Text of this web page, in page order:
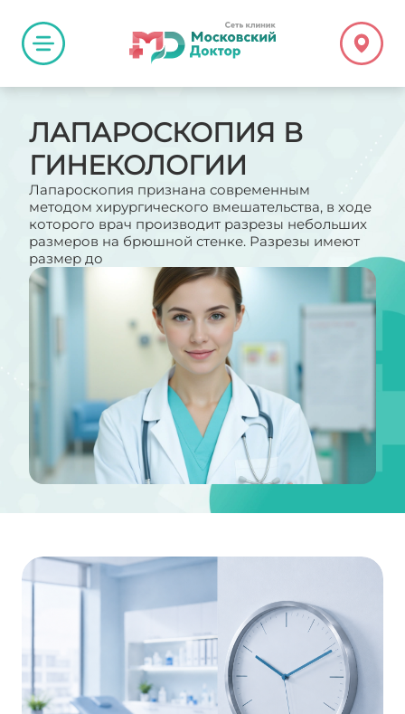
ЛАПАРОСКОПИЯ В
ГИНЕКОЛОГИИ
Лапароскопия признана современным
методом хирургического вмешательства, в ходе
которого врач производит разрезы небольших
размеров на брюшной стенке. Разрезы имеют
размер до